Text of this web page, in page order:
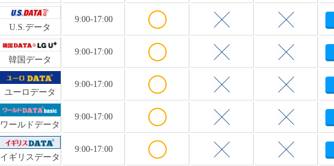
U.S.データ
9:00-17:00
韓国データ
9:00-17:00
ユーロデータ
9:00-17:00
ワールドデータ
9:00-17:00
イギリスデータ
9:00-17:00